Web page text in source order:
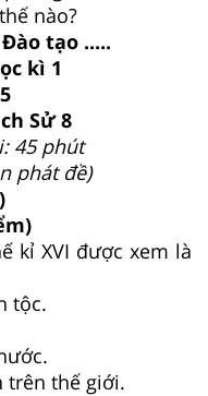
nào?
tạo .....
kì 1
Sử 8
45 phút
phát đề)
kỉ XVI được xem là
dân tộc.
trên thế giới.